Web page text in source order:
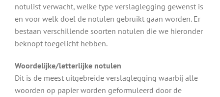
notulist verwacht, welke type verslaglegging gewenst is
en voor welk doel de notulen gebruikt gaan worden. Er
bestaan verschillende soorten notulen die we hieronder
beknopt toegelicht hebben.
Woordelijke/letterlijke notulen
Dit is de meest uitgebreide verslaglegging waarbij alle
woorden op papier worden geformuleerd door de